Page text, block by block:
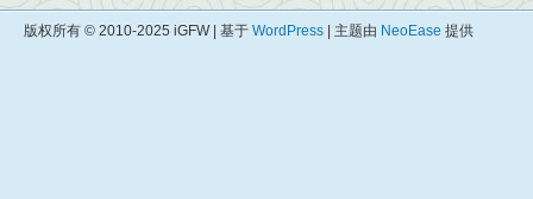
版权所有 © 2010-2025 iGFW | 基于 WordPress | 主题由 NeoEase 提供